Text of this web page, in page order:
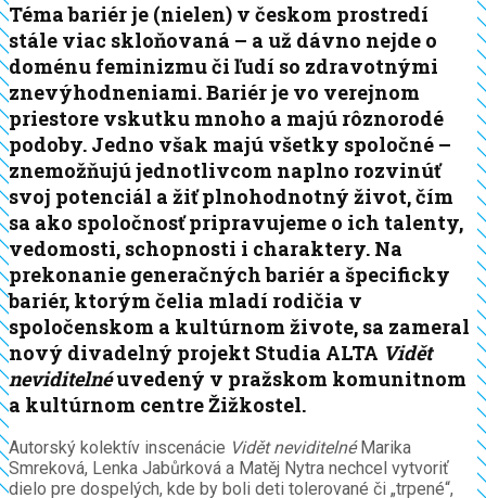
Téma bariér je (nielen) v českom prostredí
stále viac skloňovaná – a už dávno nejde o
doménu feminizmu či ľudí so zdravotnými
znevýhodneniami. Bariér je vo verejnom
priestore vskutku mnoho a majú rôznorodé
podoby. Jedno však majú všetky spoločné –
znemožňujú jednotlivcom naplno rozvinúť
svoj potenciál a žiť plnohodnotný život, čím
sa ako spoločnosť pripravujeme o ich talenty,
vedomosti, schopnosti i charaktery. Na
prekonanie generačných bariér a špecificky
bariér, ktorým čelia mladí rodičia v
spoločenskom a kultúrnom živote, sa zameral
nový divadelný projekt Studia ALTA Vidět
neviditelnéuvedený v pražskom komunitnom
a kultúrnom centre Žižkostel.
Autorský kolektív inscenácie Vidět neviditelnéMarika
Smreková, Lenka Jabůrková a Matěj Nytra nechcel vytvoriť
dielo pre dospelých, kde by boli deti tolerované či „trpené“,